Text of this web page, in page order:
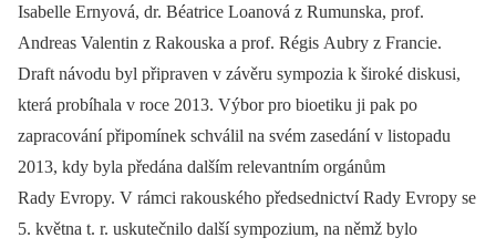
Isabelle Ernyová, dr. Béatrice Loanová z Rumunska, prof.
Andreas Valentin z Rakouska a prof. Régis Aubry z Francie.
Draft návodu byl připraven v závěru sympozia k široké diskusi,
která probíhala v roce 2013. Výbor pro bioetiku ji pak po
zapracování připomínek schválil na svém zasedání v listopadu
2013, kdy byla předána dalším relevantním orgánům
Rady Evropy. V rámci rakouského předsednictví Rady Evropy se
5. května t. r. uskutečnilo další sympozium, na němž bylo